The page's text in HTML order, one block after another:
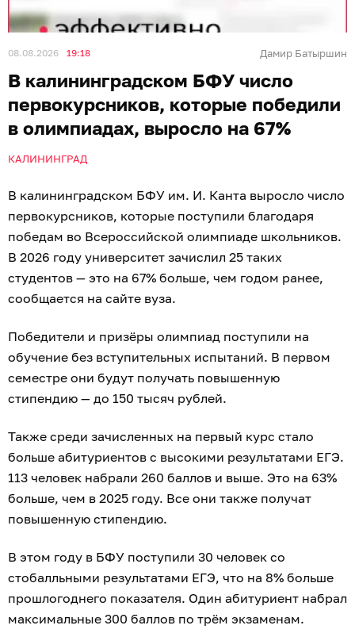
08.08.2026 19:18 Дамир Батыршин
В калининградском БФУ число
первокурсников, которые победили
в олимпиадах, выросло на 67%
КАЛИНИНГРАД
В калининградском БФУ им. И. Канта выросло число
первокурсников, которые поступили благодаря
победам во Всероссийской олимпиаде школьников.
В 2026 году университет зачислил 25 таких
студентов — это на 67% больше, чем годом ранее,
сообщается на сайте вуза.
Победители и призёры олимпиад поступили на
обучение без вступительных испытаний. В первом
семестре они будут получать повышенную
стипендию — до 150 тысяч рублей.
Также среди зачисленных на первый курс стало
больше абитуриентов с высокими результатами ЕГЭ.
113 человек набрали 260 баллов и выше. Это на 63%
больше, чем в 2025 году. Все они также получат
повышенную стипендию.
В этом году в БФУ поступили 30 человек со
стобалльными результатами ЕГЭ, что на 8% больше
прошлогоднего показателя. Один абитуриент набрал
максимальные 300 баллов по трём экзаменам.